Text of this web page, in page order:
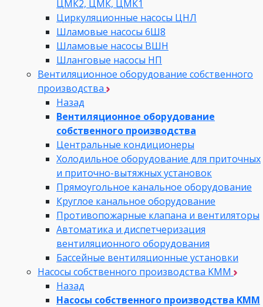
ЦМК2, ЦМК, ЦМК1
Циркуляционные насосы ЦНЛ
Шламовые насосы 6Ш8
Шламовые насосы ВШН
Шланговые насосы НП
Вентиляционное оборудование собственного
производства
Назад
Вентиляционное оборудование
собственного производства
Центральные кондиционеры
Холодильное оборудование для приточных
и приточно-вытяжных установок
Прямоугольное канальное оборудование
Круглое канальное оборудование
Противопожарные клапана и вентиляторы
Автоматика и диспетчеризация
вентиляционного оборудования
Бассейные вентиляционные установки
Насосы собственного производства KMM
Назад
Насосы собственного производства KMM